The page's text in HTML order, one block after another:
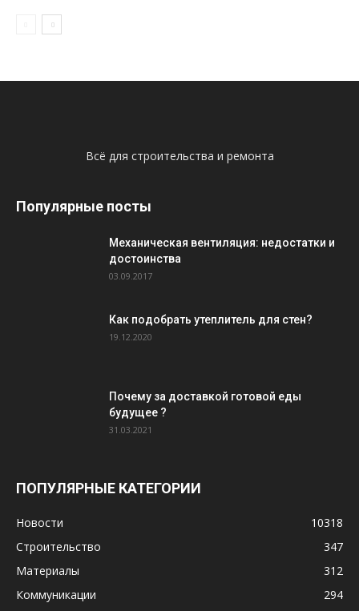
Всё для строительства и ремонта
Популярные посты
Механическая вентиляция: недостатки и
достоинства
03.09.2017
Как подобрать утеплитель для стен?
19.12.2020
Почему за доставкой готовой еды
будущее ?
31.03.2021
ПОПУЛЯРНЫЕ КАТЕГОРИИ
Новости
10318
Строительство
347
Материалы
312
Коммуникации
294